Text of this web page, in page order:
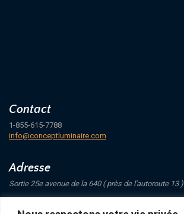
Contact
1-855-615-7788
info@conceptluminaire.com
Adresse
Sortie 25e avenue de la 640 ( près de l'autoroute 13 )